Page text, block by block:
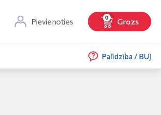
Pievienoties 0 Grozs
Palīdzība / BUJ